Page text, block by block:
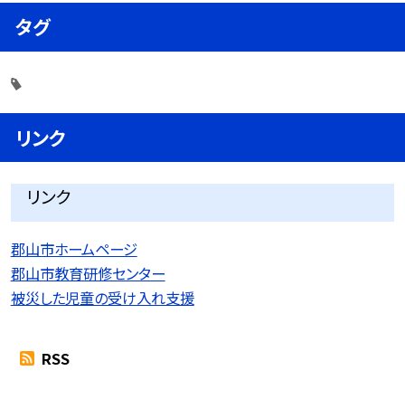
タグ
リンク
リンク
郡山市ホームページ
郡山市教育研修センター
被災した児童の受け入れ支援
RSS